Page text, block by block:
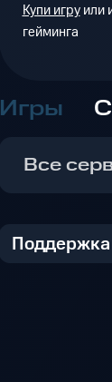
Купи игруили
гейминга
Игры
Все
Поддержка